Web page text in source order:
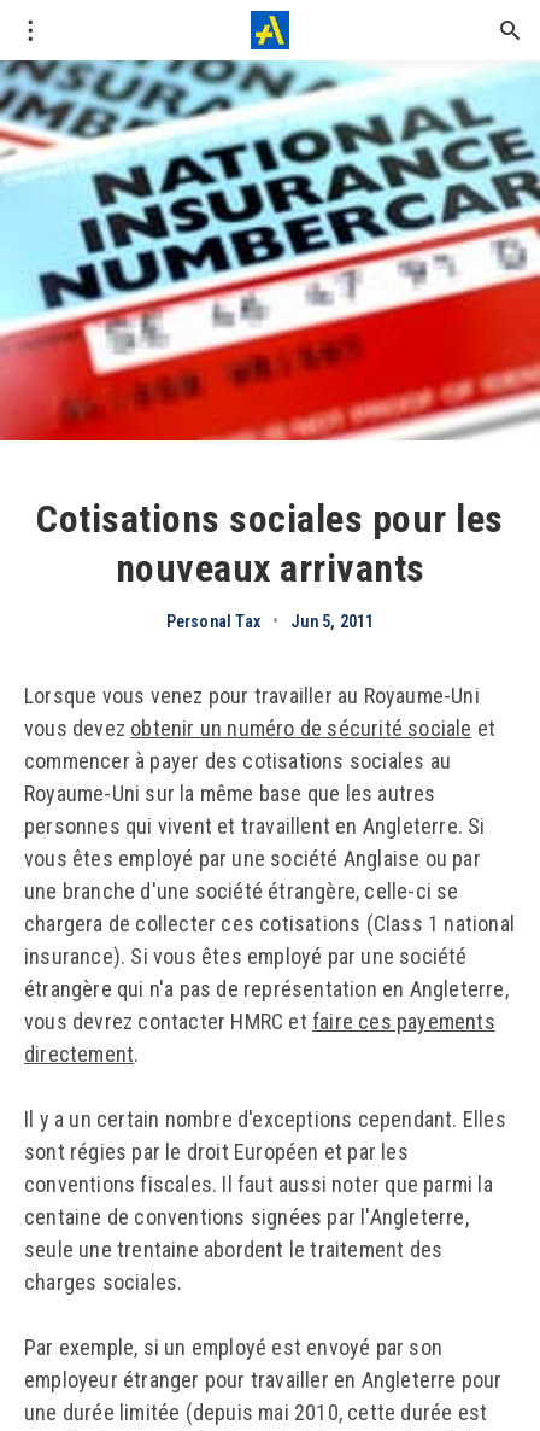
Cotisations sociales pour les
nouveaux arrivants
Personal Tax • Jun 5, 2011
Lorsque vous venez pour travailler au Royaume-Uni
vous devez obtenir un numéro de sécurité sociale et
commencer à payer des cotisations sociales au
Royaume-Uni sur la même base que les autres
personnes qui vivent et travaillent en Angleterre. Si
vous êtes employé par une société Anglaise ou par
une branche d'une société étrangère, celle-ci se
chargera de collecter ces cotisations (Class 1 national
insurance). Si vous êtes employé par une société
étrangère qui n'a pas de représentation en Angleterre,
vous devrez contacter HMRC et faire ces payements
directement.
Il y a un certain nombre d'exceptions cependant. Elles
sont régies par le droit Européen et par les
conventions fiscales. Il faut aussi noter que parmi la
centaine de conventions signées par l'Angleterre,
seule une trentaine abordent le traitement des
charges sociales.
Par exemple, si un employé est envoyé par son
employeur étranger pour travailler en Angleterre pour
une durée limitée (depuis mai 2010, cette durée est